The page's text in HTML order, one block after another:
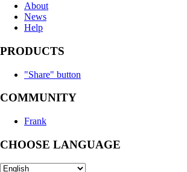
About
News
Help
PRODUCTS
"Share" button
COMMUNITY
Frank
CHOOSE LANGUAGE